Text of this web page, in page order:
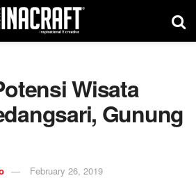
Wisata
Gunung
February 26, 2019